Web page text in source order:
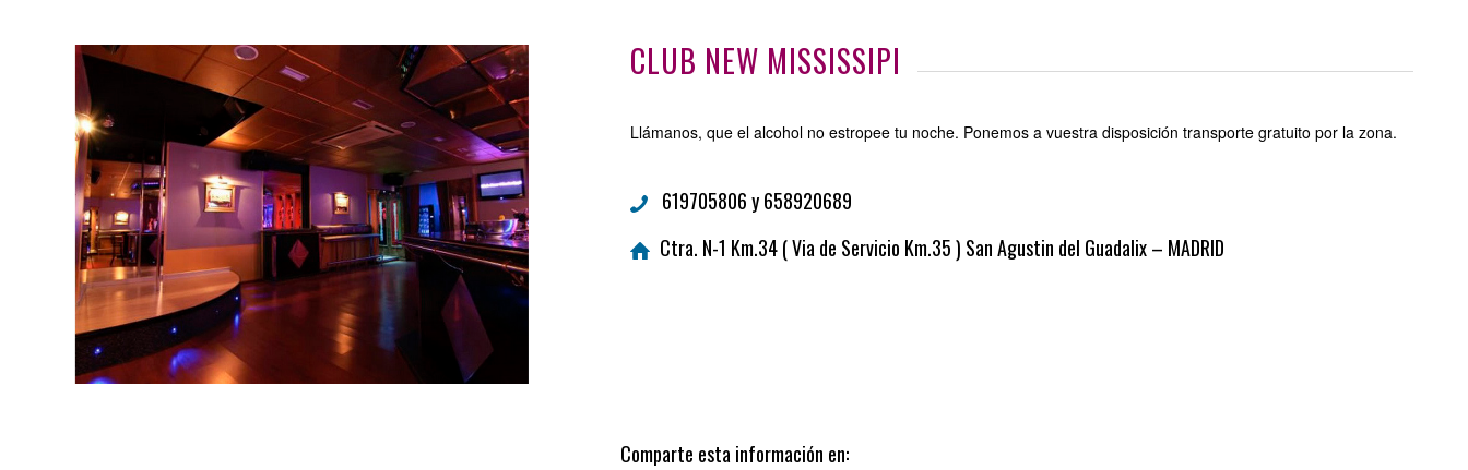
CLUB NEW MISSISSIPI
Llámanos, que el alcohol no estropee tu noche. Ponemos a vuestra disposición transporte gratuito por la zona.
619705806 y 658920689
Ctra. N-1 Km.34 ( Via de Servicio Km.35 ) San Agustin del Guadalix – MADRID
Comparte esta información en: